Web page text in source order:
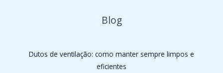
Blog
Dutos de ventilação: como manter sempre limpos e
eficientes